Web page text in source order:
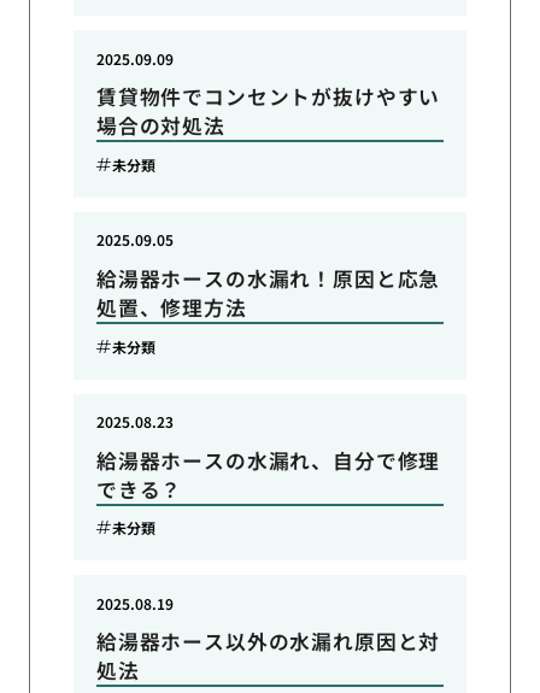
賃貸物件でコンセントが抜けやすい
場合の対処法
2025.09.09
未分類
給湯器ホースの水漏れ！原因と応急
処置、修理方法
2025.09.05
未分類
給湯器ホースの水漏れ、自分で修理
できる？
2025.08.23
未分類
給湯器ホース以外の水漏れ原因と対
処法
2025.08.19